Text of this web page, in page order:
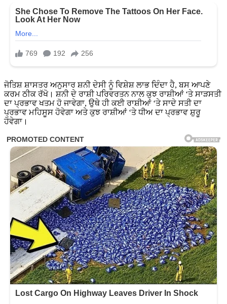
ਜੋਤਿਸ਼ ਸ਼ਾਸਤਰ ਅਨੁਸਾਰ ਸ਼ਨੀ ਦੇਸੀ ਨੂੰ ਵਿਸ਼ੇਸ਼ ਲਾਭ ਦਿੰਦਾ ਹੈ, ਬਸ ਆਪਣੇ
ਕਰਮ ਠੀਕ ਰੱਖੋ। ਸ਼ਨੀ ਦੇ ਰਾਸ਼ੀ ਪਰਿਵਰਤਨ ਨਾਲ ਕੁਝ ਰਾਸ਼ੀਆਂ ‘ਤੇ ਸਾੜਸਤੀ
ਦਾ ਪ੍ਰਭਾਵ ਖਤਮ ਹੋ ਜਾਵੇਗਾ, ਉਥੇ ਹੀ ਕਈ ਰਾਸ਼ੀਆਂ ‘ਤੇ ਸਾਦੇ ਸਤੀ ਦਾ
ਪ੍ਰਭਾਵ ਮਹਿਸੂਸ ਹੋਵੇਗਾ ਅਤੇ ਕੁਝ ਰਾਸ਼ੀਆਂ ‘ਤੇ ਧੀਅ ਦਾ ਪ੍ਰਭਾਵ ਸ਼ੁਰੂ
ਹੋਵੇਗਾ।